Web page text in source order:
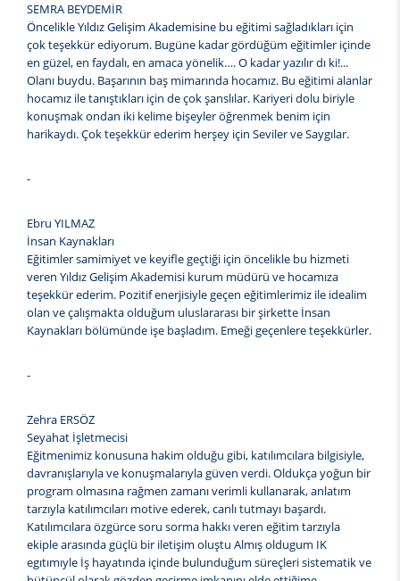
SEMRA BEYDEMİR
Öncelikle Yıldız Gelişim Akademisine bu eğitimi sağladıkları için
çok teşekkür ediyorum. Bugüne kadar gördüğüm eğitimler içinde
en güzel, en faydalı, en amaca yönelik…. O kadar yazılır dı ki!...
Olanı buydu. Başarının baş mimarında hocamız. Bu eğitimi alanlar
hocamız ile tanıştıkları için de çok şanslılar. Kariyeri dolu biriyle
konuşmak ondan iki kelime bişeyler öğrenmek benim için
harikaydı. Çok teşekkür ederim herşey için Seviler ve Saygılar.
-
Ebru YILMAZ
İnsan Kaynakları
Eğitimler samimiyet ve keyifle geçtiği için öncelikle bu hizmeti
veren Yıldız Gelişim Akademisi kurum müdürü ve hocamıza
teşekkür ederim. Pozitif enerjisiyle geçen eğitimlerimiz ile idealim
olan ve çalışmakta olduğum uluslararası bir şirkette İnsan
Kaynakları bölümünde işe başladım. Emeği geçenlere teşekkürler.
-
Zehra ERSÖZ
Seyahat İşletmecisi
Eğitmenimiz konusuna hakim olduğu gibi, katılımcılara bilgisiyle,
davranışlarıyla ve konuşmalarıyla güven verdi. Oldukça yoğun bir
program olmasına rağmen zamanı verimli kullanarak, anlatım
tarzıyla katılımcıları motive ederek, canlı tutmayı başardı.
Katılımcılara özgürce soru sorma hakkı veren eğitim tarzıyla
ekiple arasında güçlü bir iletişim oluştu Almış oldugum IK
egıtımıyle İş hayatında içinde bulunduğum süreçleri sistematik ve